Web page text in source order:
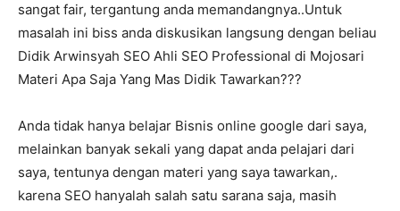
sangat fair, tergantung anda memandangnya..Untuk
masalah ini biss anda diskusikan langsung dengan beliau
Didik Arwinsyah SEO Ahli SEO Professional di Mojosari
Materi Apa Saja Yang Mas Didik Tawarkan???
Anda tidak hanya belajar Bisnis online google dari saya,
melainkan banyak sekali yang dapat anda pelajari dari
saya, tentunya dengan materi yang saya tawarkan,.
karena SEO hanyalah salah satu sarana saja, masih